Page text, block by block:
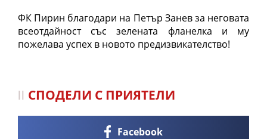
ФК Пирин благодари на Петър Занев за неговата
всеотдайност със зелената фланелка и му
пожелава успех в новото предизвикателство!
СПОДЕЛИ С ПРИЯТЕЛИ
Facebook